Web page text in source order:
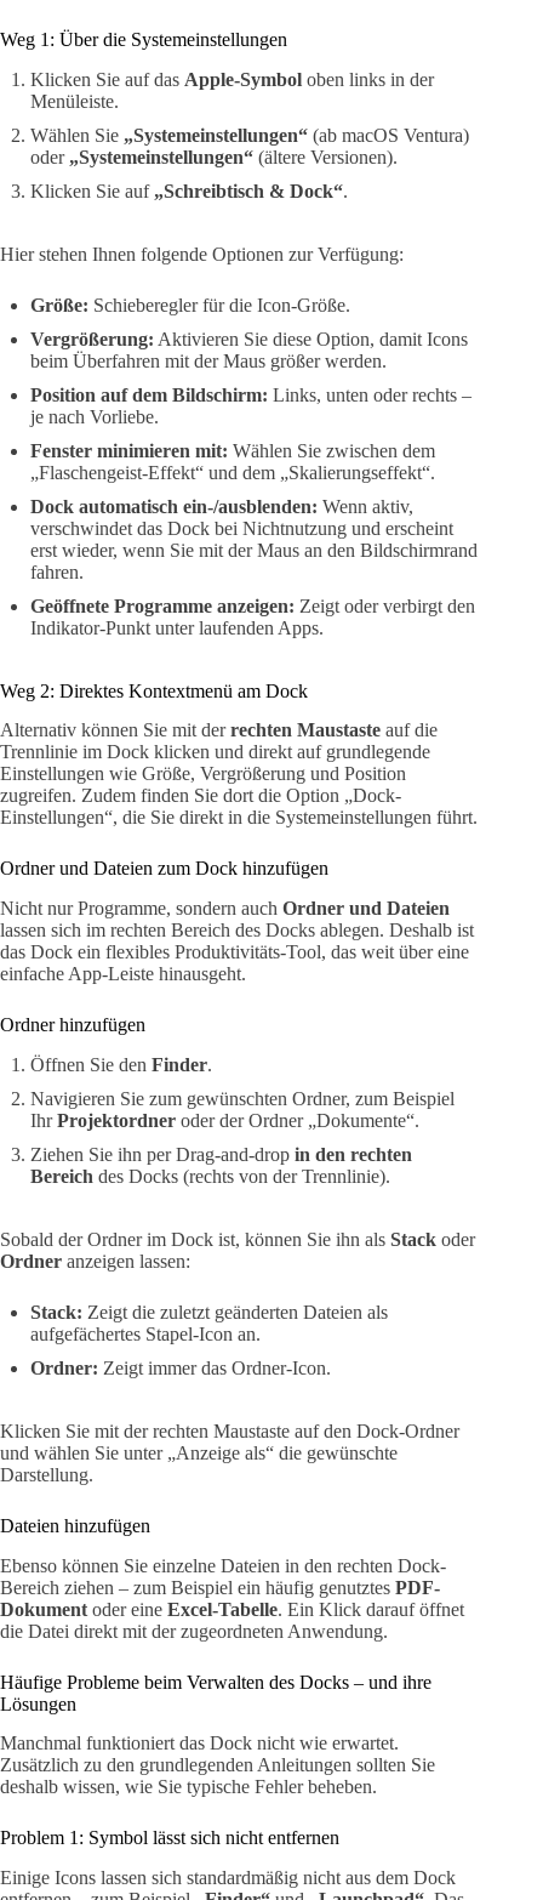
Weg 1: Über die Systemeinstellungen
Klicken Sie auf das Apple-Symbol oben links in der
Menüleiste.
Wählen Sie „Systemeinstellungen“ (ab macOS Ventura)
oder „Systemeinstellungen“ (ältere Versionen).
Klicken Sie auf „Schreibtisch & Dock“.
Hier stehen Ihnen folgende Optionen zur Verfügung:
Größe: Schieberegler für die Icon-Größe.
Vergrößerung: Aktivieren Sie diese Option, damit Icons
beim Überfahren mit der Maus größer werden.
Position auf dem Bildschirm: Links, unten oder rechts –
je nach Vorliebe.
Fenster minimieren mit: Wählen Sie zwischen dem
„Flaschengeist-Effekt“ und dem „Skalierungseffekt“.
Dock automatisch ein-/ausblenden: Wenn aktiv,
verschwindet das Dock bei Nichtnutzung und erscheint
erst wieder, wenn Sie mit der Maus an den Bildschirmrand
fahren.
Geöffnete Programme anzeigen: Zeigt oder verbirgt den
Indikator-Punkt unter laufenden Apps.
Weg 2: Direktes Kontextmenü am Dock
Alternativ können Sie mit derrechten Maustaste auf die
Trennlinie im Dock klicken und direkt auf grundlegende
Einstellungen wie Größe, Vergrößerung und Position
zugreifen. Zudem finden Sie dort die Option „Dock-
Einstellungen“, die Sie direkt in die Systemeinstellungen führt.
Ordner und Dateien zum Dock hinzufügen
Nicht nur Programme, sondern auch Ordner und Dateien
lassen sich im rechten Bereich des Docks ablegen. Deshalb ist
das Dock ein flexibles Produktivitäts-Tool, das weit über eine
einfache App-Leiste hinausgeht.
Ordner hinzufügen
Öffnen Sie den Finder.
Navigieren Sie zum gewünschten Ordner, zum Beispiel
IhrProjektordner oder der Ordner „Dokumente“.
Ziehen Sie ihn per Drag-and-drop in den rechten
Bereich des Docks (rechts von der Trennlinie).
Sobald der Ordner im Dock ist, können Sie ihn als Stack oder
Ordner anzeigen lassen:
Stack: Zeigt die zuletzt geänderten Dateien als
aufgefächertes Stapel-Icon an.
Ordner: Zeigt immer das Ordner-Icon.
Klicken Sie mit der rechten Maustaste auf den Dock-Ordner
und wählen Sie unter „Anzeige als“ die gewünschte
Darstellung.
Dateien hinzufügen
Ebenso können Sie einzelne Dateien in den rechten Dock-
Bereich ziehen – zum Beispiel ein häufig genutztes PDF-
Dokument oder eine Excel-Tabelle. Ein Klick darauf öffnet
die Datei direkt mit der zugeordneten Anwendung.
Häufige Probleme beim Verwalten des Docks – und ihre
Lösungen
Manchmal funktioniert das Dock nicht wie erwartet.
Zusätzlich zu den grundlegenden Anleitungen sollten Sie
deshalb wissen, wie Sie typische Fehler beheben.
Problem 1: Symbol lässt sich nicht entfernen
Einige Icons lassen sich standardmäßig nicht aus dem Dock